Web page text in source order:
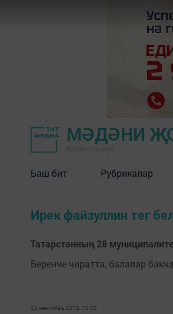
МӘДӘНИ
Баш бит Рубрикалар
Ирек файзуллин тег
Татарстанның 28
Беренче чиратта, балалар
25 сентябрь 2018, 13:03